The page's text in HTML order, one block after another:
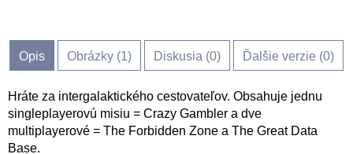
Opis Obrázky (1) Diskusia (0) Ďalšie verzie (0)
Hráte za intergalaktického cestovateľov. Obsahuje jednu
singleplayerovú misiu = Crazy Gambler a dve
multiplayerové = The Forbidden Zone a The Great Data
Base.